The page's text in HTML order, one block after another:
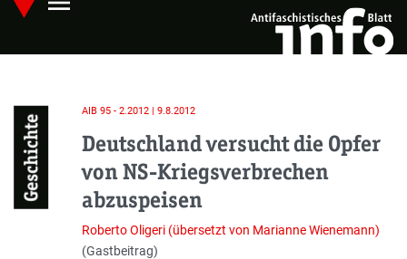
Skip
main
Hauptmenü öffnen
Geschichte
AIB 95 - 2.2012 | 9.8.2012
Deutschland versucht die Opfer
von NS-Kriegs­verbrechen
abzuspeisen
Roberto Oligeri (übersetzt von Marianne Wienemann)
(Gastbeitrag)